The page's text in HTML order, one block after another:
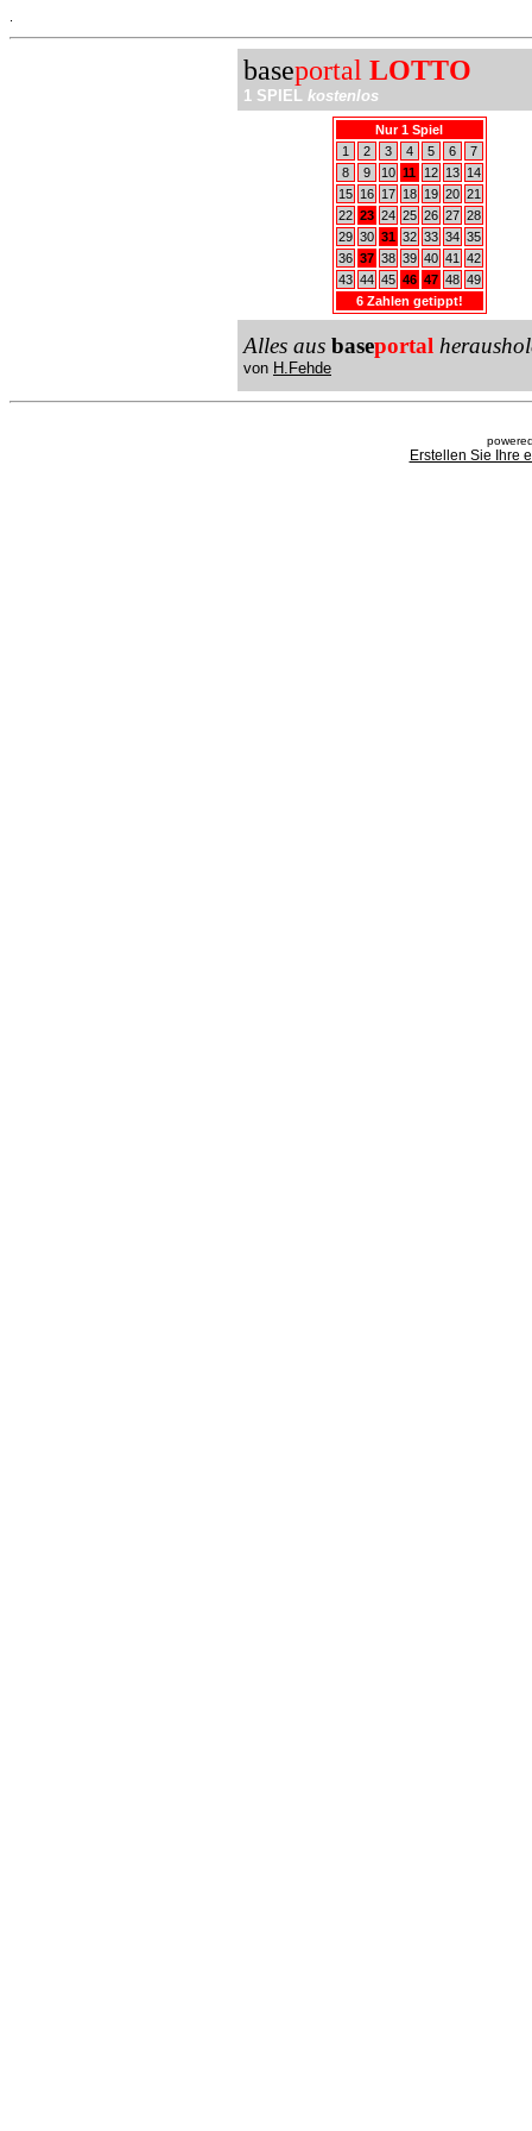
baseportal LOTTO
1 SPIEL kostenlos
Nur 1 Spiel
1
2 3 4 5 6
7
8
9 10 11 12 13
14
15
16 17 18 19 20 21
22 23 24 25 26 27 28
29 30 31 32 33 34 35
36 37 38 39 40 41
42
43 44 45 46 47 48 49
6 Zahlen getippt!
Alles aus baseportal
von H.Fehde
Erstellen Sie Ihre